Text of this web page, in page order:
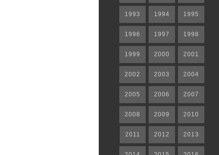
1993 1994 1995
1996 1997 1998
1999 2000 2001
2002 2003 2004
2005 2006 2007
2008 2009 2010
2011 2012 2013